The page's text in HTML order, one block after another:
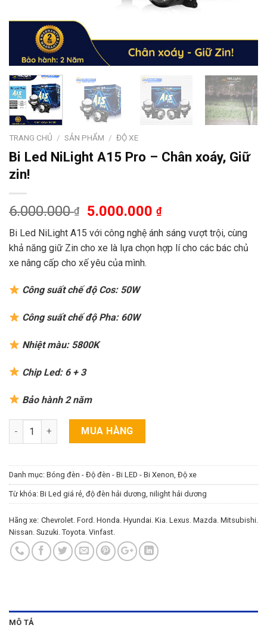
TRANG CHỦ / SẢN PHẨM / ĐỘ XE
Bi Led NiLight A15 Pro – Chân xoáy, Giữ
zin!
6.000.000₫ 5.000.000₫
Bi Led NiLight A15 với công nghệ ánh sáng vượt trội, cùng
khả năng giữ Zin cho xe là lựa chọn hợp lí cho các bác chủ
xe nâng cấp cho xế yêu của mình.
Công suất chế độ Cos: 50W
Công suất chế độ Pha: 60W
Nhiệt màu: 5800K
Chip Led: 6 + 3
Bảo hành 2 năm
Bi Led NiLight A15 Pro - Chân xoáy, Giữ zin! số lượng
MUA HÀNG
Danh mục: Bóng đèn - Độ đèn - Bi LED - Bi Xenon, Độ xe
Từ khóa: Bi Led giá rẻ, độ đèn hải dương, nilight hải dương
Hãng xe: Chevrolet. Ford. Honda. Hyundai. Kia. Lexus. Mazda. Mitsubishi.
Nissan. Suzuki. Toyota. Vinfast.
MÔ TẢ